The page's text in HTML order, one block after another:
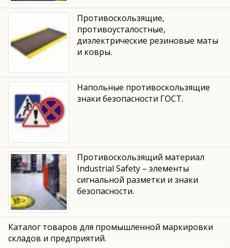
Противоскользящие,
противоусталостные,
диэлектрические резиновые маты
и ковры.
Напольные противоскользящие
знаки безопасности ГОСТ.
Противоскользящий материал
Industrial Safety – элементы
сигнальной разметки и знаки
безопасности.
Каталог товаров для промышленной маркировки
складов и предприятий.